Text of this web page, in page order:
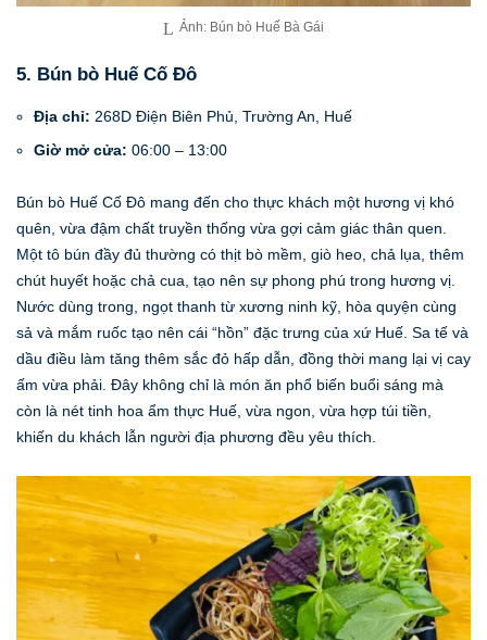
Ảnh: Bún bò Huế Bà Gái
5. Bún bò Huế Cố Đô
Địa chỉ: 268D Điện Biên Phủ, Trường An, Huế
Giờ mở cửa: 06:00 – 13:00
Bún bò Huế Cố Đô mang đến cho thực khách một hương vị khó
quên, vừa đậm chất truyền thống vừa gợi cảm giác thân quen.
Một tô bún đầy đủ thường có thịt bò mềm, giò heo, chả lụa, thêm
chút huyết hoặc chả cua, tạo nên sự phong phú trong hương vị.
Nước dùng trong, ngọt thanh từ xương ninh kỹ, hòa quyện cùng
sả và mắm ruốc tạo nên cái “hồn” đặc trưng của xứ Huế. Sa tế và
dầu điều làm tăng thêm sắc đỏ hấp dẫn, đồng thời mang lại vị cay
ấm vừa phải. Đây không chỉ là món ăn phổ biến buổi sáng mà
còn là nét tinh hoa ẩm thực Huế, vừa ngon, vừa hợp túi tiền,
khiến du khách lẫn người địa phương đều yêu thích.